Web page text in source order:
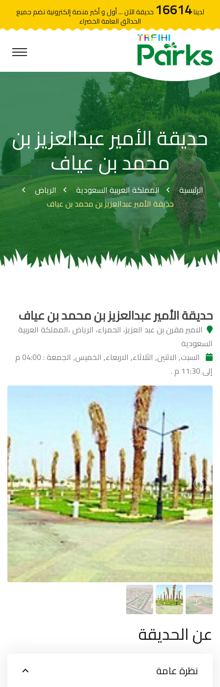
لدينا16614 حديقة الآن ... أول و أكبر منصة إلكترونية تضم جميع
الحدائق العامة الخضراء
حديقة الأمير عبدالعزيز بن
محمد بن عياف
الرئيسية المملكة العربية السعودية
الرياض
حديقة الأمير عبدالعزيز بن محمد بن عياف
حديقة الأمير عبدالعزيز بن محمد بن عياف
الامير مقرن بن عبد العزيز، الحمراء، الرياض ،المملكة العربية
السعودية
السبت, الاتنين, الثلاثاء, الاربعاء, الخميس, الجمعة : 04:00 م
إلى 11:30 م .
عن الحديقة
نظرة عامة